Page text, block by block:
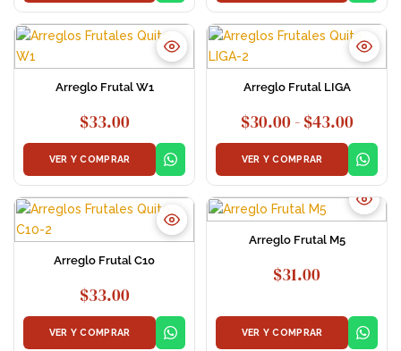
Arreglo Frutal W1
$33.00
VER Y COMPRAR
Arreglo Frutal LIGA
$30.00- $43.00Rango
de
desde
hasta
VER Y COMPRAR
Arreglo Frutal C10
$33.00
VER Y COMPRAR
Arreglo Frutal M5
$31.00
VER Y COMPRAR